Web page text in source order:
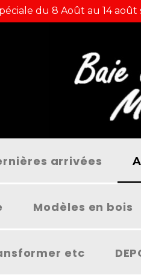
du 8 Août au 14
arrivées
Modèles en bois
etc